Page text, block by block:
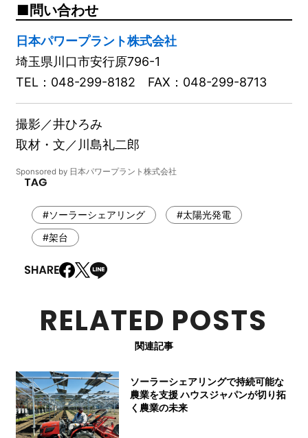
問い合わせ
日本パワープラント株式会社
埼玉県川口市安行原796-1
TEL：048-299-8182 FAX：048-299-8713
撮影／井ひろみ
取材・文／川島礼二郎
Sponsored by 日本パワープラント株式会社
#ソーラーシェアリング
#太陽光発電
#架台
RELATED POSTS
関連記事
ソーラーシェアリングで持続可能な
農業を支援 ハウスジャパンが切り拓
く農業の未来